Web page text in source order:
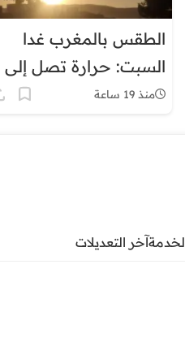
الطقس بالمغرب غدا
السبت: حرارة تصل إلى
45 درجة وزخات رعديةمنذ 19 ساعة
آخر التعديلات